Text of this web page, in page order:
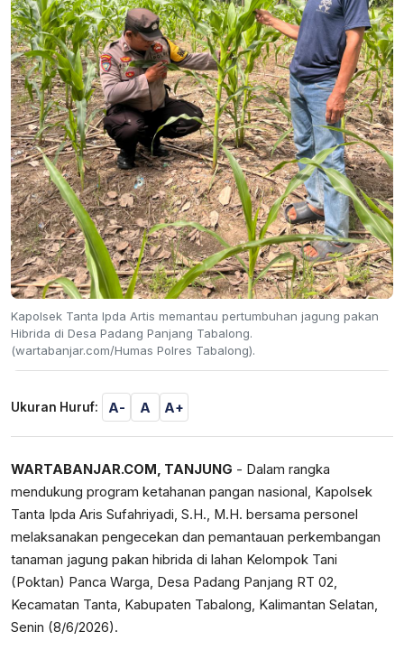
Kapolsek Tanta Ipda Artis memantau pertumbuhan jagung pakan
Hibrida di Desa Padang Panjang Tabalong.
(wartabanjar.com/Humas Polres Tabalong).
Ukuran Huruf: A- A A+
WARTABANJAR.COM, TANJUNG - Dalam rangka
mendukung program ketahanan pangan nasional, Kapolsek
Tanta Ipda Aris Sufahriyadi, S.H., M.H. bersama personel
melaksanakan pengecekan dan pemantauan perkembangan
tanaman jagung pakan hibrida di lahan Kelompok Tani
(Poktan) Panca Warga, Desa Padang Panjang RT 02,
Kecamatan Tanta, Kabupaten Tabalong, Kalimantan Selatan,
Senin (8/6/2026).